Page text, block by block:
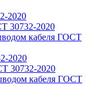
2020
30732-2020
кабеля ГОСТ
2020
30732-2020
кабеля ГОСТ